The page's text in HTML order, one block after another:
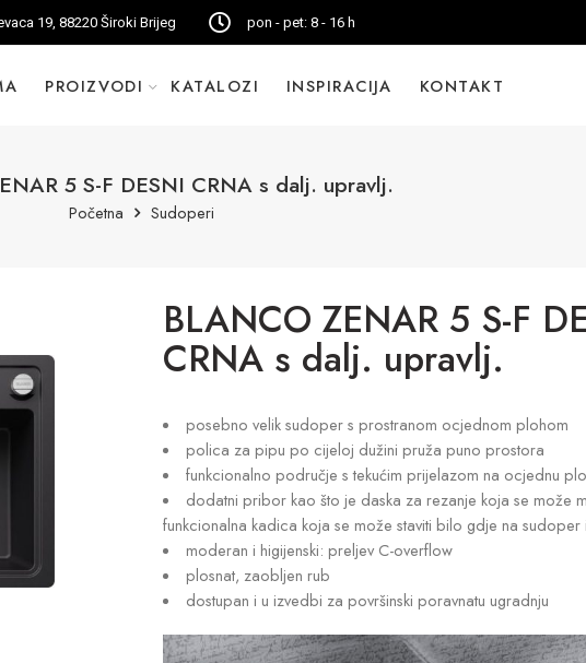
19, 88220 Široki Brijeg pon - pet: 8 - 16 h
PROIZVODI KATALOZI INSPIRACIJA KONTAKT
5 S-F DESNI CRNA s dalj. upravlj.
Početna Sudoperi
BLANCO ZENAR 5 S-F
CRNA s dalj. upravlj.
posebno velik sudoper s prostranom ocjednom plohom
polica za pipu po cijeloj dužini pruža puno prostora
funkcionalno područje s tekućim prijelazom na ocjednu
dodatni pribor kao što je daska za rezanje koja se može
funkcionalna kadica koja se može staviti bilo gdje na sudoper
moderan i higijenski: preljev C-overflow
plosnat, zaobljen rub
dostupan i u izvedbi za površinski poravnatu ugradnju